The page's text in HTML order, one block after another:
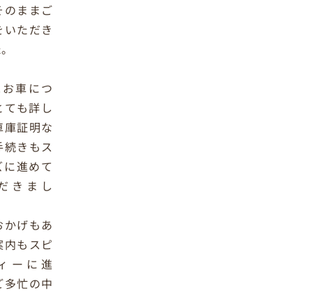
のままご
いただき
車につ
ても詳し
庫証明な
続きもス
に進めて
きまし
かげもあ
内もスピ
ーに進
多忙の中